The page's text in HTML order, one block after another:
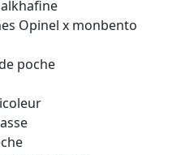
Opinel x monbento
poche